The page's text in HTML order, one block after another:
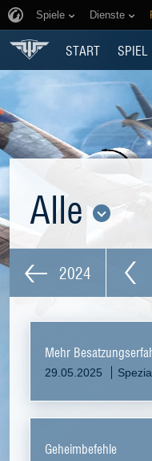
Spiele Dienste
START SPIEL
Alle
2024
Mehr
29.05.2025
Geheimbefehle